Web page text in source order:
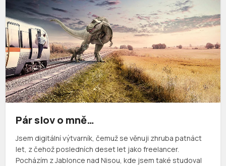
Pár slov o mně…
Jsem digitální výtvarník, čemuž se věnuji zhruba patnáct
let, z čehož posledních deset let jako freelancer.
Pocházím z Jablonce nad Nisou, kde jsem také studoval